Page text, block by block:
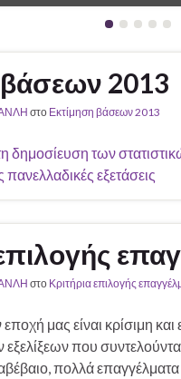
2013
στο Εκτίμηση βάσεων 2013
των
εξετάσεις
στο Κριτήρια επιλογής
μας είναι κρίσιμη
εξελίξεων που
πολλά